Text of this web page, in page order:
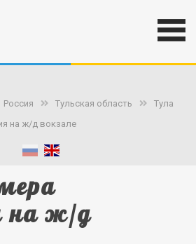
Россия Тульская область
Тула
на ж/д вокзале
на ж/д